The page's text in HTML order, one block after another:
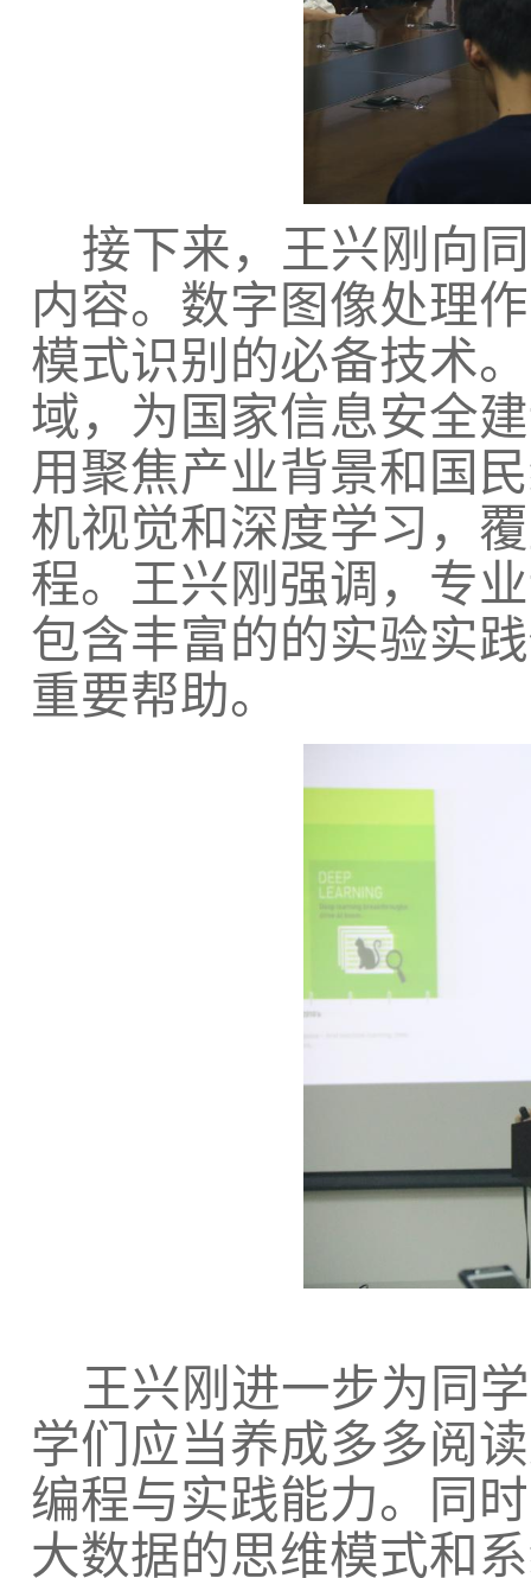
接下来，王兴刚向
内容。数字图像处理
模式识别的必备技术
域，为国家信息安全
用聚焦产业背景和国
机视觉和深度学习，
程。王兴刚强调，专
包含丰富的的实验实
重要帮助。
王兴刚进一步为同
学们应当养成多多阅
编程与实践能力。同
大数据的思维模式和